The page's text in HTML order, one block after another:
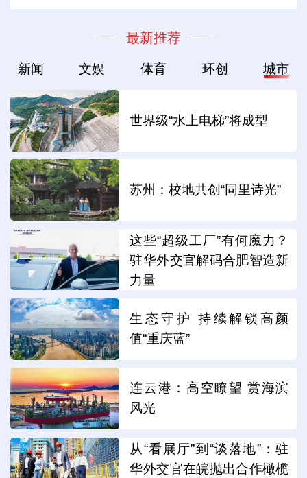
最新推荐
新闻 文娱 体育 环创 城市
世界级“水上电梯”将成型
苏州：校地共创“同里诗光”
这些“超级工厂”有何魔力？
驻华外交官解码合肥智造新
力量
生态守护 持续解锁高颜
值“重庆蓝”
连云港：高空瞭望 赏海滨
风光
从“看展厅”到“谈落地”：驻
华外交官在皖抛出合作橄榄